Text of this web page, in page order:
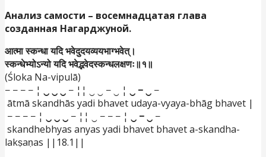
Анализ самости – восемнадцатая глава
созданная Нагарджуной.
आत्मा स्कन्धा यदि भवेदुदयव्ययभाग्भवेत्।
स्कन्धेभ्योऽन्यो यदि भवेद्भवेदस्कन्धलक्षणः॥१॥
(Śloka Na-vipulā)
− − − − ¦ ‿ ‿ ‿ − ¦¦ ‿ ‿ − ‿ ¦ ‿ − ‿ −
ātmā skandhās yadi bhavet udaya-vyaya-bhāg bhavet |
− − − − ¦ ‿ ‿ ‿ − ¦¦ ‿ − − − ¦ ‿ − ‿ −
skandhebhyas anyas yadi bhavet bhavet a-skandha-
lakṣaṇas ||18.1||